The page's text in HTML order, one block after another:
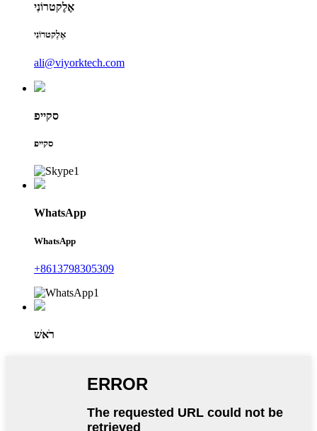
אֶלֶקטרוֹנִי
אֶלֶקטרוֹנִי
ali@viyorktech.com
סקייפ
סקייפ
WhatsApp
WhatsApp
+8613798305309
רֹאשׁ